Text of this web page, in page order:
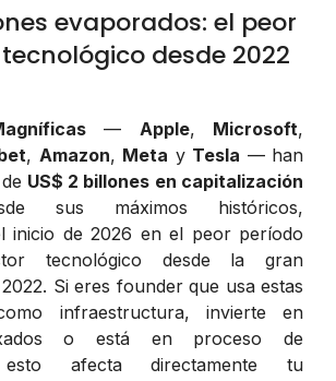
evaporados: el peor
desde 2022
— Apple, Microsoft,
, Amazon, Meta y Tesla — han
US$ 2 billones en capitalización
sus máximos históricos,
inicio de 2026 en el peor período
tecnológico desde la gran
Si eres founder que usa estas
infraestructura, invierte en
o está en proceso de
afecta directamente tu